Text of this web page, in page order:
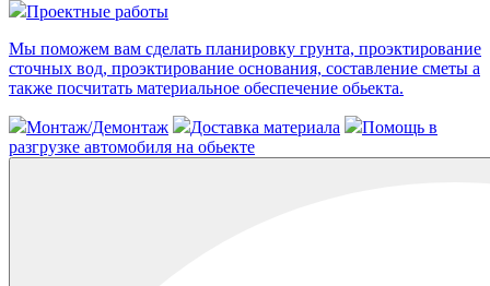
Проектные работы
Мы поможем вам сделать планировку грунта, проэктирование
сточных вод, проэктирование основания, составление сметы а
также посчитать материальное обеспечение обьекта.
Монтаж/Демонтаж Доставка материала
Помощь в
разгрузке автомобиля на обьекте